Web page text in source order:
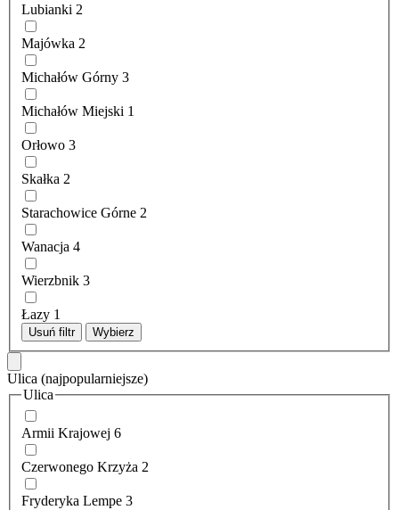
Lubianki 2
Majówka 2
Michałów Górny 3
Michałów Miejski 1
Orłowo 3
Skałka 2
Starachowice Górne 2
Wanacja 4
Wierzbnik 3
Łazy 1
Usuń filtr Wybierz
Ulica (najpopularniejsze)
Ulica
Armii Krajowej 6
Czerwonego Krzyża 2
Fryderyka Lempe 3